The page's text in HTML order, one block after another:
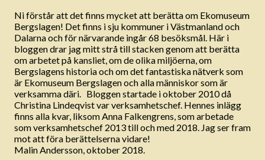
Ni förstår att det finns mycket att berätta om Ekomuseum
Bergslagen! Det finns i sju kommuner i Västmanland och
Dalarna och för närvarande ingår 68 besöksmål. Här i
bloggen drar jag mitt strå till stacken genom att berätta
om arbetet på kansliet, om de olika miljöerna, om
Bergslagens historia och om det fantastiska nätverk som
är Ekomuseum Bergslagen och alla människor som är
verksamma däri. Bloggen startade i oktober 2010 då
Christina Lindeqvist var verksamhetschef. Hennes inlägg
finns alla kvar, liksom Anna Falkengrens, som arbetade
som verksamhetschef 2013 till och med 2018. Jag ser fram
mot att föra berättelserna vidare!
Malin Andersson, oktober 2018.